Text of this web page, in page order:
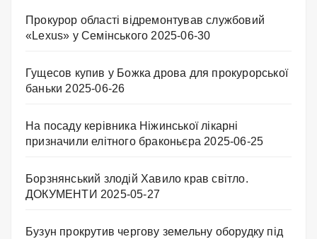
Прокурор області відремонтував службовий
«Lexus» у Семінського 2025-06-30
Гущесов купив у Божка дрова для прокурорської
баньки 2025-06-26
На посаду керівника Ніжинської лікарні
призначили елітного браконьєра 2025-06-25
Борзнянський злодій Хавило крав світло.
ДОКУМЕНТИ 2025-05-27
Бузун прокрутив чергову земельну оборудку під